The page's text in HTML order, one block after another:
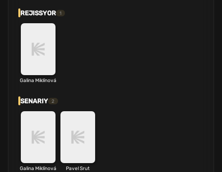
REJISSYOR 1
Galina Miklínová
SENARIY 2
Galina Miklínová Pavel Srut